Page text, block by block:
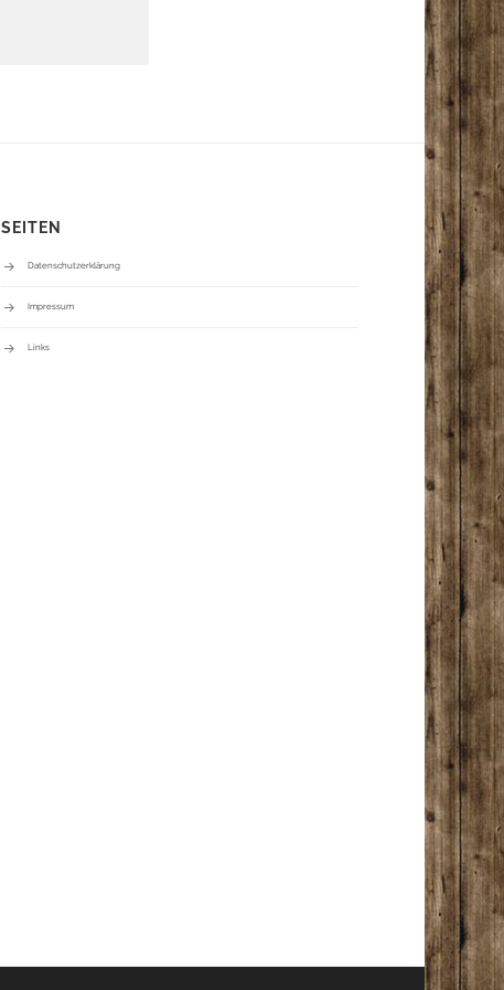
SEITEN
Datenschutzerklärung
Impressum
Links